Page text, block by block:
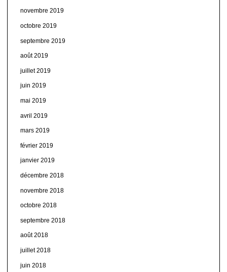
novembre 2019
octobre 2019
septembre 2019
août 2019
juillet 2019
juin 2019
mai 2019
avril 2019
mars 2019
février 2019
janvier 2019
décembre 2018
novembre 2018
octobre 2018
septembre 2018
août 2018
juillet 2018
juin 2018